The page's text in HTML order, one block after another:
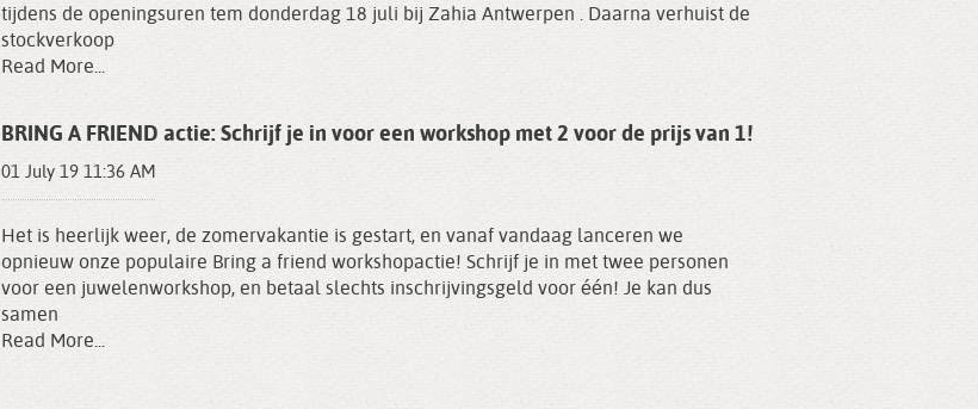
tijdens de openingsuren tem donderdag 18 juli bij Zahia Antwerpen . Daarna verhuist de
stockverkoop
Read More...
BRING A FRIEND actie: Schrijf je in voor een workshop met 2 voor de prijs van 1!
01 July 19 11:36 AM
Het is heerlijk weer, de zomervakantie is gestart, en vanaf vandaag lanceren we
opnieuw onze populaire Bring a friend workshopactie! Schrijf je in met twee personen
voor een juwelenworkshop, en betaal slechts inschrijvingsgeld voor één! Je kan dus
samen
Read More...